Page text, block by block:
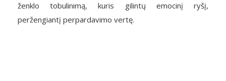
ženklo tobulinimą, kuris gilintų emocinį ryšį,
peržengiantį perpardavimo vertę.